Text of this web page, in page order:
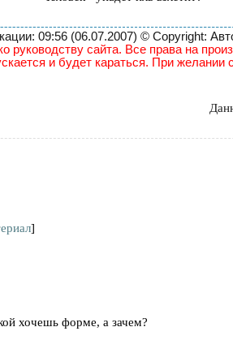
09:56 (06.07.2007) © Copyright:
руководству сайта. Все права на
и будет караться. При желании
]
хочешь форме, а зачем?